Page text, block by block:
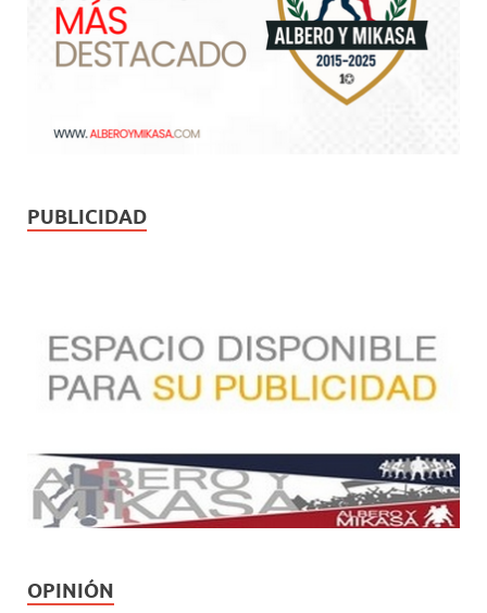
PUBLICIDAD
OPINIÓN